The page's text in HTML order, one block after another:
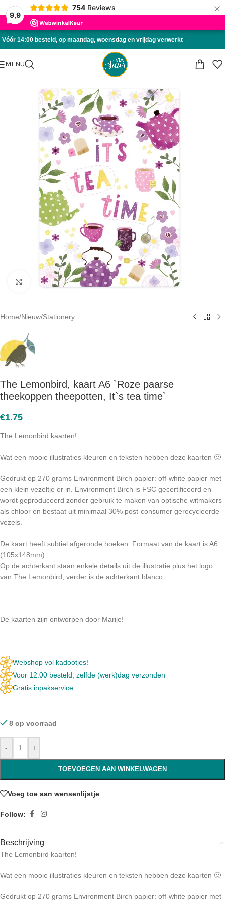
9,9
754 Reviews ×
Skip to navigation
Skip to main content
Vóór 14:00 besteld, op maandag, woensdag en vrijdag verwerkt
MENU
Click to enlarge
Home/Nieuw/Stationery
The Lemonbird, kaart A6 `Roze paarse
theekoppen theepotten, It`s tea time`
€1.75
The Lemonbird kaarten!
Wat een mooie illustraties kleuren en teksten hebben deze kaarten 🙂
Gedrukt op 270 grams Environment Birch papier: off-white papier met
een klein vezeltje er in. Environment Birch is FSC gecertificeerd en
wordt geproduceerd zonder gebruik te maken van optische witmakers
als chloor en bestaat uit minimaal 30% post-consumer gerecycleerde
vezels.
De kaart heeft subtiel afgeronde hoeken. Formaat van de kaart is A6
(105x148mm)
Op de achterkant staan enkele details uit de illustratie plus het logo
van The Lemonbird, verder is de achterkant blanco.
De kaarten zijn ontworpen door Marije!
Webshop vol kadootjes!
Voor 12:00 besteld, zelfde (werk)dag verzonden
Gratis inpakservice
8 op voorraad
- +
TOEVOEGEN AAN WINKELWAGEN
Voeg toe aan wensenlijstje
Follow:
Beschrijving
The Lemonbird kaarten!
Wat een mooie illustraties kleuren en teksten hebben deze kaarten 🙂
Gedrukt op 270 grams Environment Birch papier: off-white papier met